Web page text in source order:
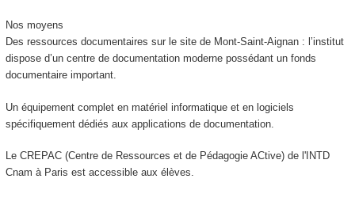
Nos moyens
Des ressources documentaires sur le site de Mont-Saint-Aignan : l’institut
dispose d’un centre de documentation moderne possédant un fonds
documentaire important.
Un équipement complet en matériel informatique et en logiciels
spécifiquement dédiés aux applications de documentation.
Le CREPAC (Centre de Ressources et de Pédagogie ACtive) de l'INTD
Cnam à Paris est accessible aux élèves.